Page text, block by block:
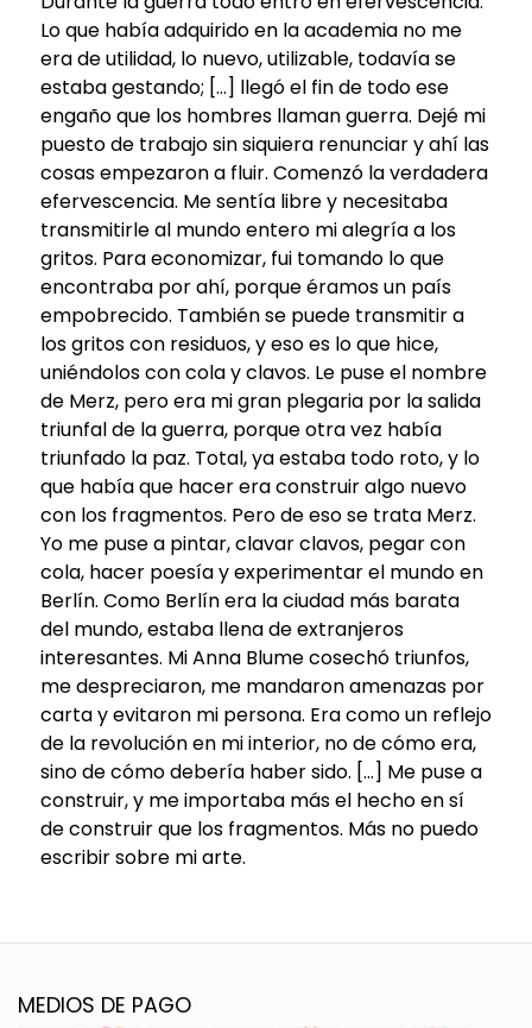
Lo que había adquirido en la academia no me
era de utilidad, lo nuevo, utilizable, todavía se
estaba gestando; […] llegó el fin de todo ese
engaño que los hombres llaman guerra. Dejé mi
puesto de trabajo sin siquiera renunciar y ahí las
cosas empezaron a fluir. Comenzó la verdadera
efervescencia. Me sentía libre y necesitaba
transmitirle al mundo entero mi alegría a los
gritos. Para economizar, fui tomando lo que
encontraba por ahí, porque éramos un país
empobrecido. También se puede transmitir a
los gritos con residuos, y eso es lo que hice,
uniéndolos con cola y clavos. Le puse el nombre
de Merz, pero era mi gran plegaria por la salida
triunfal de la guerra, porque otra vez había
triunfado la paz. Total, ya estaba todo roto, y lo
que había que hacer era construir algo nuevo
con los fragmentos. Pero de eso se trata Merz.
Yo me puse a pintar, clavar clavos, pegar con
cola, hacer poesía y experimentar el mundo en
Berlín. Como Berlín era la ciudad más barata
del mundo, estaba llena de extranjeros
interesantes. Mi Anna Blume cosechó triunfos,
me despreciaron, me mandaron amenazas por
carta y evitaron mi persona. Era como un reflejo
de la revolución en mi interior, no de cómo era,
sino de cómo debería haber sido. […] Me puse a
construir, y me importaba más el hecho en sí
de construir que los fragmentos. Más no puedo
escribir sobre mi arte.
MEDIOS DE PAGO